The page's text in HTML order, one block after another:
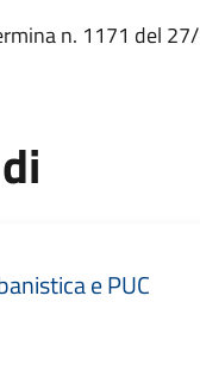
n. 1171 del
e PUC